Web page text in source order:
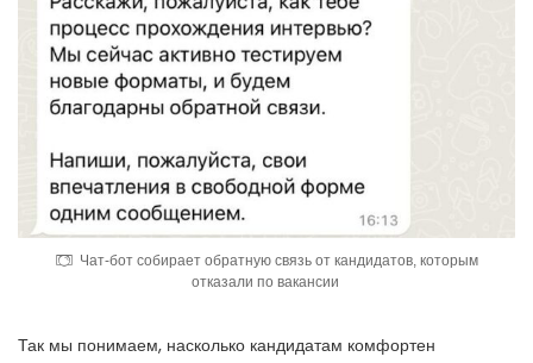
Чат-бот собирает обратную связь от кандидатов, которым
отказали по вакансии
Так мы понимаем, насколько кандидатам комфортен